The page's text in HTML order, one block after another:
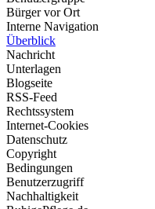
Bürger vor Ort
Interne Navigation
Überblick
Nachricht
Unterlagen
Blogseite
RSS-Feed
Rechtssystem
Internet-Cookies
Datenschutz
Copyright
Bedingungen
Benutzerzugriff
Nachhaltigkeit